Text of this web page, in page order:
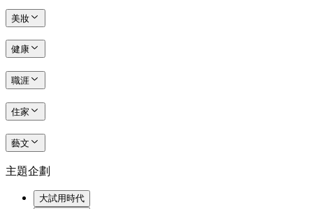
美妝
健康
職涯
住家
藝文
主題企劃
大試用時代